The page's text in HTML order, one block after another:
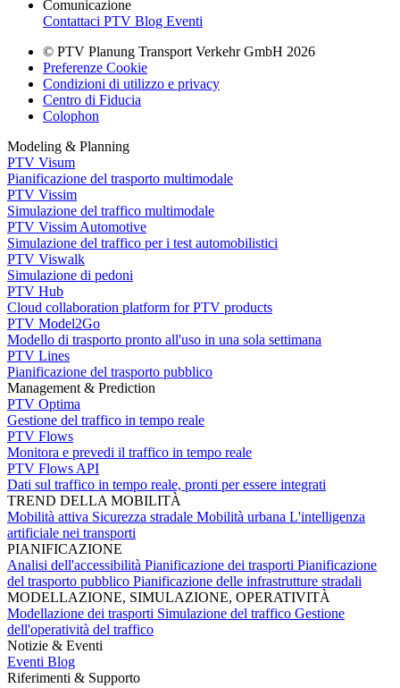
Comunicazione
Contattaci PTV Blog Eventi
© PTV Planung Transport Verkehr GmbH 2026
Preferenze Cookie
Condizioni di utilizzo e privacy
Centro di Fiducia
Colophon
Modeling & Planning
PTV Visum
Pianificazione del trasporto multimodale
PTV Vissim
Simulazione del traffico multimodale
PTV Vissim Automotive
Simulazione del traffico per i test automobilistici
PTV Viswalk
Simulazione di pedoni
PTV Hub
Cloud collaboration platform for PTV products
PTV Model2Go
Modello di trasporto pronto all'uso in una sola settimana
PTV Lines
Pianificazione del trasporto pubblico
Management & Prediction
PTV Optima
Gestione del traffico in tempo reale
PTV Flows
Monitora e prevedi il traffico in tempo reale
PTV Flows API
Dati sul traffico in tempo reale, pronti per essere integrati
TREND DELLA MOBILITÀ
Mobilità attiva Sicurezza stradale Mobilità urbana L'intelligenza
artificiale nei transporti
PIANIFICAZIONE
Analisi dell'accessibilità Pianificazione dei trasporti Pianificazione
del trasporto pubblico Pianificazione delle infrastrutture stradali
MODELLAZIONE, SIMULAZIONE, OPERATIVITÀ
Modellazione dei trasporti Simulazione del traffico Gestione
dell'operatività del traffico
Notizie & Eventi
Eventi Blog
Riferimenti & Supporto